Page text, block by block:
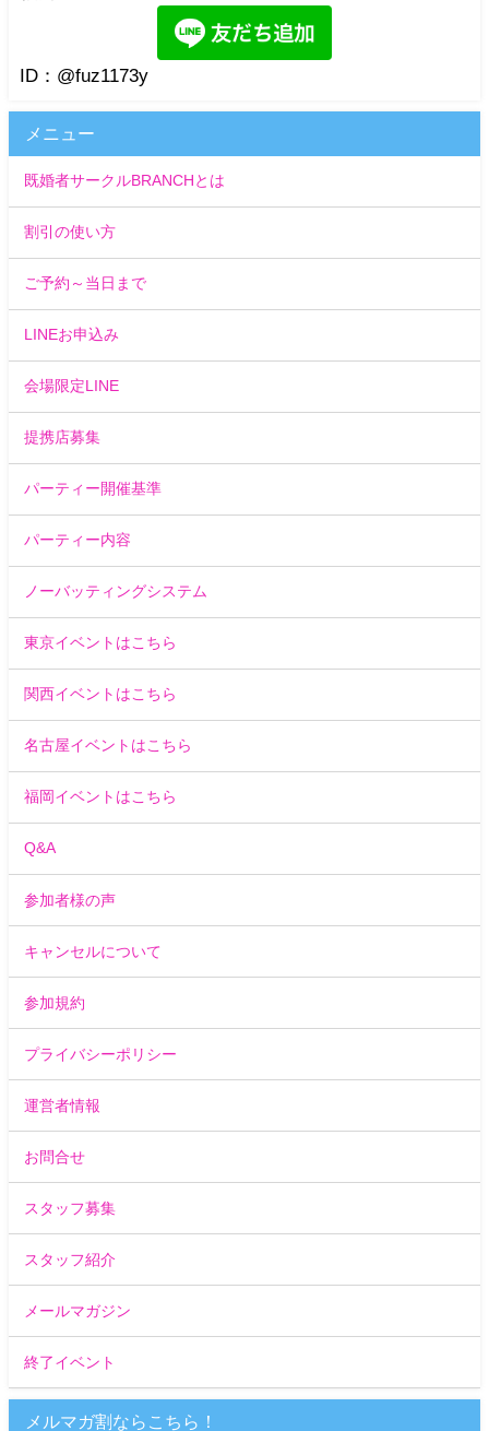
ID：@fuz1173y
メニュー
既婚者サークルBRANCHとは
割引の使い方
ご予約～当日まで
LINEお申込み
会場限定LINE
提携店募集
パーティー開催基準
パーティー内容
ノーバッティングシステム
東京イベントはこちら
関西イベントはこちら
名古屋イベントはこちら
福岡イベントはこちら
Q&A
参加者様の声
キャンセルについて
参加規約
プライバシーポリシー
運営者情報
お問合せ
スタッフ募集
スタッフ紹介
メールマガジン
終了イベント
メルマガ割ならこちら！